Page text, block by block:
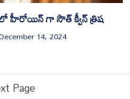
లో హీరోయిన్ గా సౌత్ క్వీన్ త్రిష
14, 2024
Page